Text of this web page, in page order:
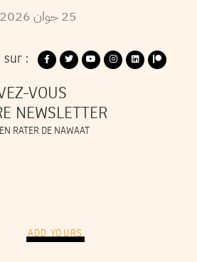
25 جوان2026
sur :
VOUS
NEWSLETTER
RATER DE NAWAAT
ADD YOURS